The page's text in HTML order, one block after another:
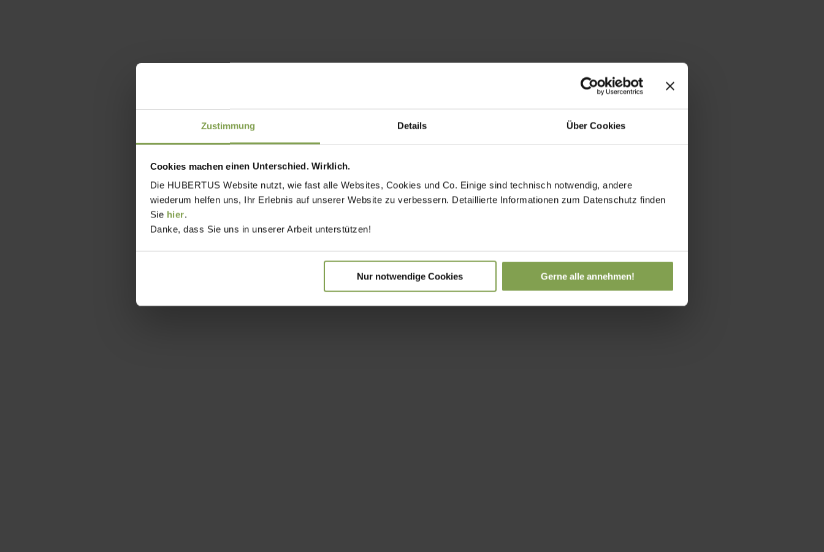
Zustimmung Details Über Cookies
Cookies machen einen Unterschied. Wirklich.
Die HUBERTUS Website nutzt, wie fast alle Websites, Cookies und Co. Einige sind technisch notwendig, andere
wiederum helfen uns, Ihr Erlebnis auf unserer Website zu verbessern. Detaillierte Informationen zum Datenschutz finden
Sie hier.
Danke, dass Sie uns in unserer Arbeit unterstützen!
Nur notwendige Cookies Gerne alle annehmen!